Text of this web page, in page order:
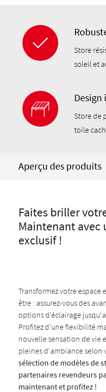
Store
soleil et
Store de
toile
Aperçu des produits
Faites briller
Maintenant avec
exclusif !
Transformez votre espace
être : assurez-vous des
options d'éclairage
Profitez d'une flexibilité
nouvelle sensation de vie
pleines d'ambiance selon
sélection de modèles de
partenaires revendeurs
maintenant et profitez !